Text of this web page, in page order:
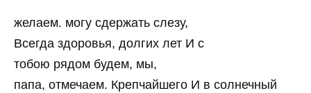
желаем. могу сдержать слезу,
Всегда здоровья, долгих лет И с
тобою рядом будем, мы,
папа, отмечаем. Крепчайшего И в солнечный